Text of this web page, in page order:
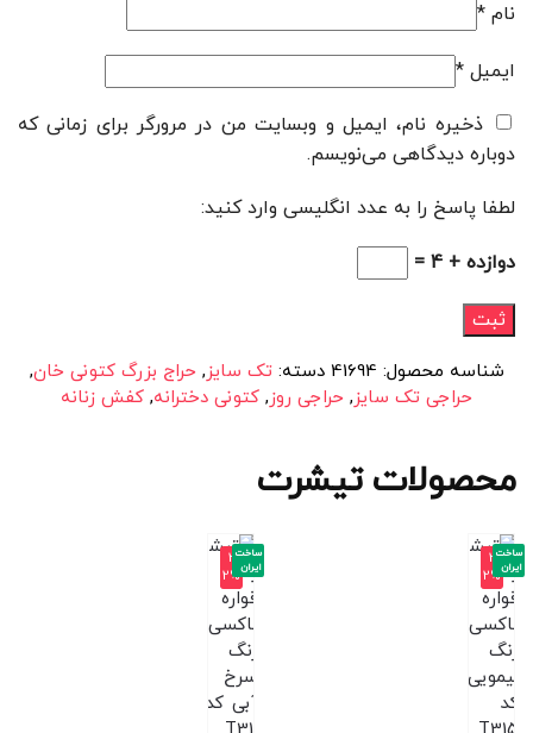
نام *
ایمیل *
ذخیره نام، ایمیل و وبسایت من در مرورگر برای زمانی که
دوباره دیدگاهی می‌نویسم.
لطفا پاسخ را به عدد انگلیسی وارد کنید:
دوازده + 4 =
شناسه محصول: 41694 دسته:تک سایز, حراج بزرگ کتونی خان,
حراجی تک سایز, حراجی روز, کتونی دخترانه, کفش زنانه
محصولات تیشرت
-3
2%
ساخت
ایران
-3
2%
ساخت
ایران